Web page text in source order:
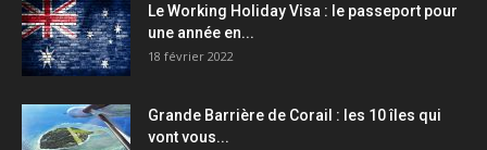
Le Working Holiday Visa : le passeport pour
une année en...
18 février 2022
Grande Barrière de Corail : les 10 îles qui
vont vous...